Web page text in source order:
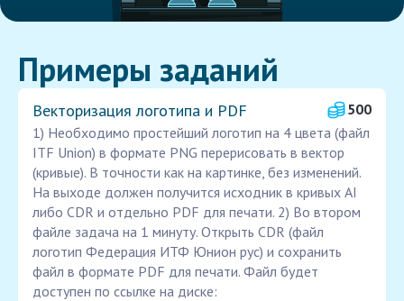
Примеры заданий
Векторизация логотипа и PDF
500
1) Необходимо простейший логотип на 4 цвета (файл
ITF Union) в формате PNG перерисовать в вектор
(кривые). В точности как на картинке, без изменений.
На выходе должен получится исходник в кривых AI
либо CDR и отдельно PDF для печати. 2) Во втором
файле задача на 1 минуту. Открыть CDR (файл
логотип Федерация ИТФ Юнион рус) и сохранить
файл в формате PDF для печати. Файл будет
доступен по ссылке на диске: